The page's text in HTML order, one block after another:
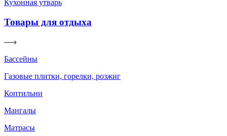
Кухонная утварь
Товары для отдыха
Бассейны
Газовые плитки, горелки, розжиг
Коптильни
Мангалы
Матрасы